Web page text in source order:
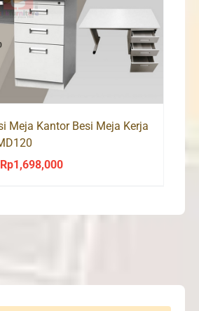
Meja Kantor Besi Meja Kerja
Original
Rp1,698,000Current